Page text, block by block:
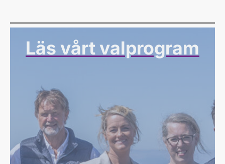
Läs vårt valprogram